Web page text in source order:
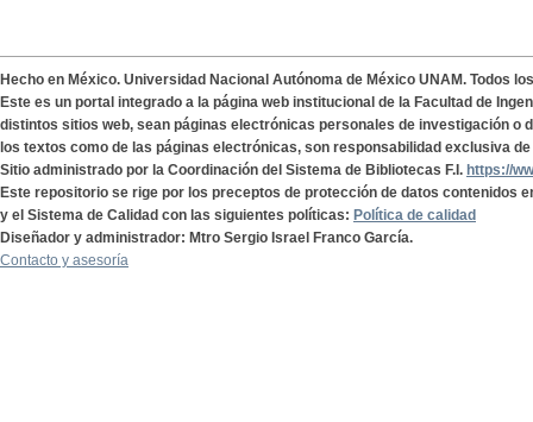
Hecho en México. Universidad Nacional Autónoma de México UNAM. Todos
Este es un portal integrado a la página web institucional de la Facultad de
distintos sitios web, sean páginas electrónicas personales de investigación o
los textos como de las páginas electrónicas, son responsabilidad exclusiva
Sitio administrado por la Coordinación del Sistema de Bibliotecas F.I. https://
Este repositorio se rige por los preceptos de protección de datos contenidos
y el Sistema de Calidad con las siguientes políticas: Política de calidad
Diseñador y administrador: Mtro Sergio Israel Franco García.
Contacto y asesoría